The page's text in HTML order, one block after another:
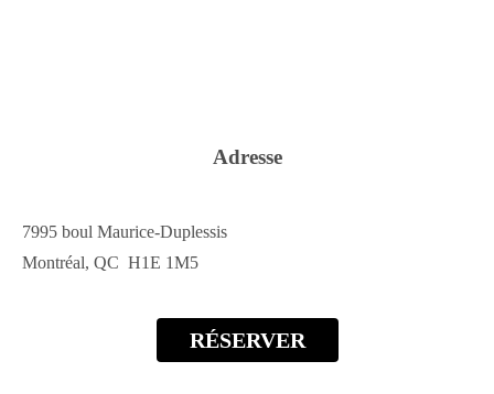
Adresse
7995 boul Maurice-Duplessis
Montréal, QC H1E 1M5
RÉSERVER